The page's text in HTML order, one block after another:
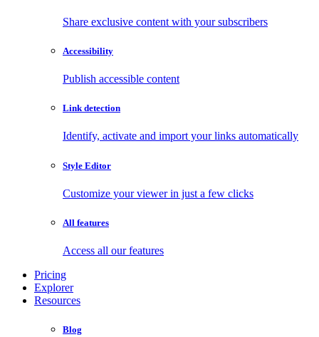
Share exclusive content with your subscribers
Accessibility
Publish accessible content
Link detection
Identify, activate and import your links automatically
Style Editor
Customize your viewer in just a few clicks
All features
Access all our features
Pricing
Explorer
Resources
Blog